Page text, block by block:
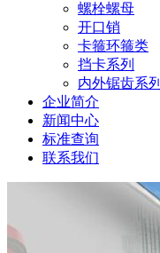
螺栓螺母
开口销
卡箍环箍类
挡卡系列
内外锯齿系列
企业简介
新闻中心
标准查询
联系我们